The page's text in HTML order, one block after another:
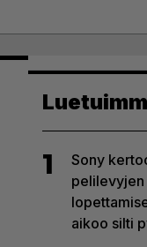
1
Sony
pelilevyjen
aikoo silti